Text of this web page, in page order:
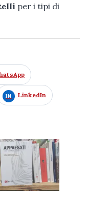
per i tipi di
LinkedIn